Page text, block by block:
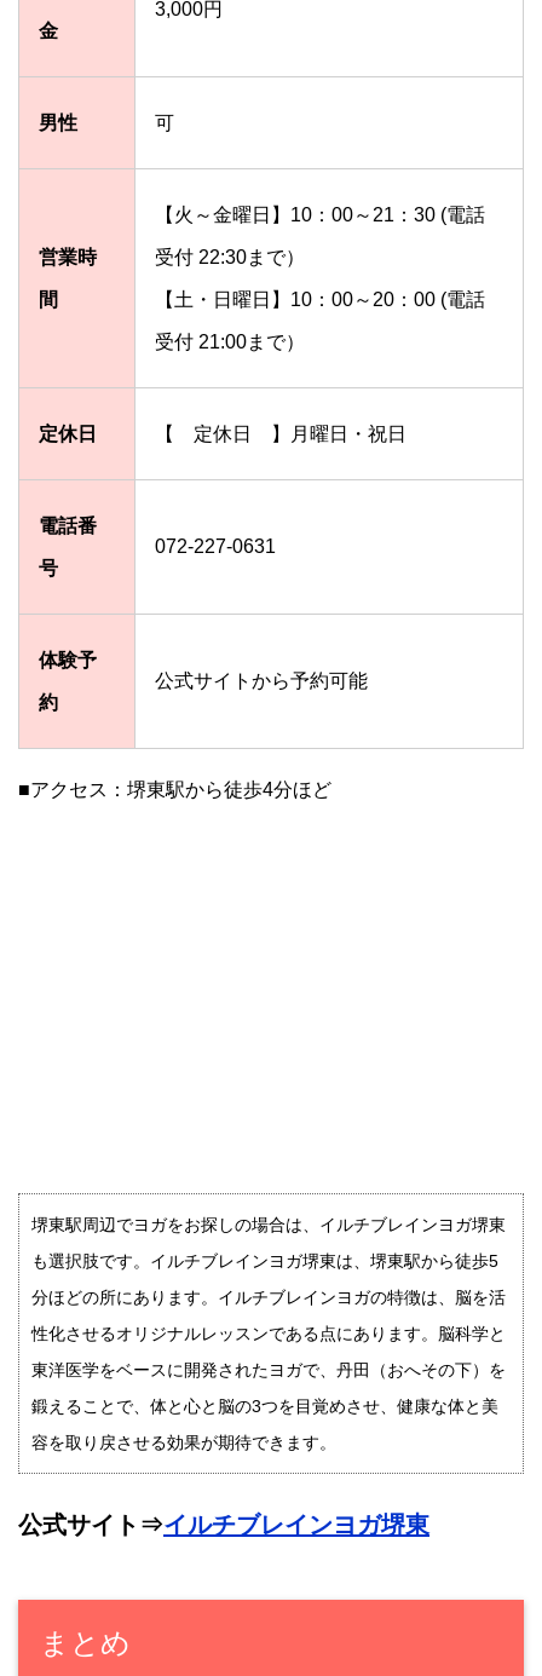
金
3,000円
男性 可
営業時
間
【火～金曜日】10：00～21：30 (電話
受付 22:30まで）
【土・日曜日】10：00～20：00 (電話
受付 21:00まで）
定休日 【 定休日 】月曜日・祝日
電話番
号
072-227-0631
体験予
約
公式サイトから予約可能
■アクセス：堺東駅から徒歩4分ほど
堺東駅周辺でヨガをお探しの場合は、イルチブレインヨガ堺東
も選択肢です。イルチブレインヨガ堺東は、堺東駅から徒歩5
分ほどの所にあります。イルチブレインヨガの特徴は、脳を活
性化させるオリジナルレッスンである点にあります。脳科学と
東洋医学をベースに開発されたヨガで、丹田（おへその下）を
鍛えることで、体と心と脳の3つを目覚めさせ、健康な体と美
容を取り戻させる効果が期待できます。
公式サイト⇒イルチブレインヨガ堺東
まとめ